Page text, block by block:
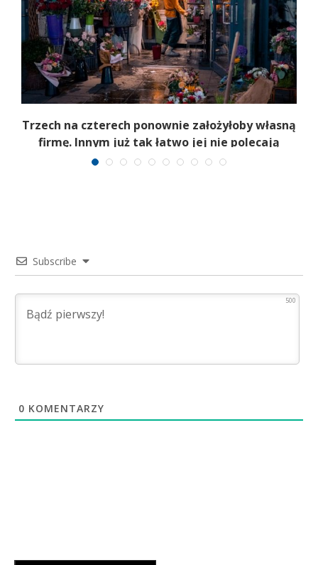
Trzech na czterech ponownie założyłoby własną
firmę. Innym już tak łatwo jej nie polecają
Subscribe
500
0 KOMENTARZY